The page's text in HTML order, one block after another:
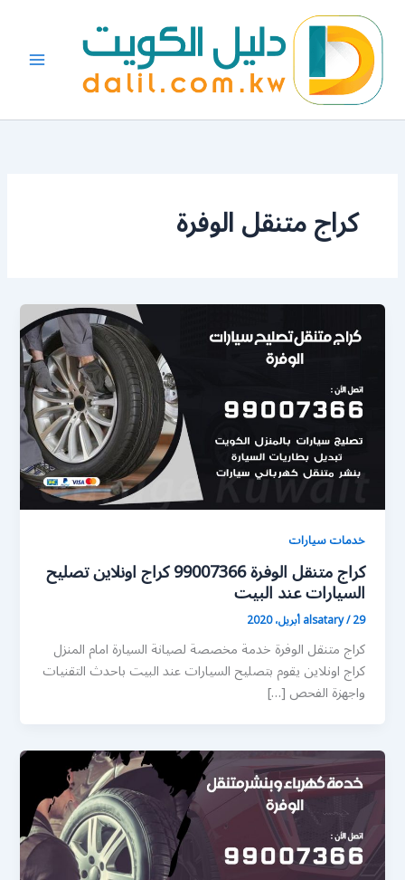
المحتوى
كراج متنقل الوفرة
خدمات سيارات
كراج متنقل الوفرة 99007366 كراج اونلاين تصليح
السيارات عند البيت
alsatary/29 أبريل، 2020
كراج متنقل الوفرة خدمة مخصصة لصيانة السيارة امام المنزل
كراج اونلاين يقوم بتصليح السيارات عند البيت باحدث التقنيات
واجهزة الفحص […]